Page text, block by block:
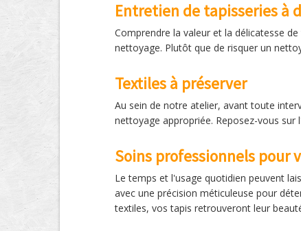
Entretien de tapisseries à
Comprendre la valeur et la délicatesse
nettoyage. Plutôt que de risquer un
Textiles à préserver
Au sein de notre atelier, avant toute
nettoyage appropriée. Reposez-vous
Soins professionnels pour
Le temps et l'usage quotidien peuvent
avec une précision méticuleuse pour
textiles, vos tapis retrouveront leur